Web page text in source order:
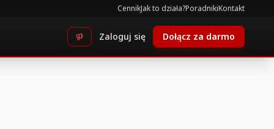
CennikJak to działa?PoradnikiKontakt
Zaloguj się Dołącz za darmo